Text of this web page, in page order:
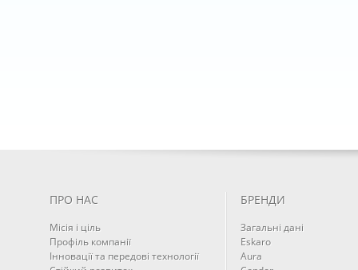
ПРО НАС
Місія і ціль
Профіль компанії
Інновації та передові технології
БРЕНДИ
Загальні дані
Eskaro
Aura